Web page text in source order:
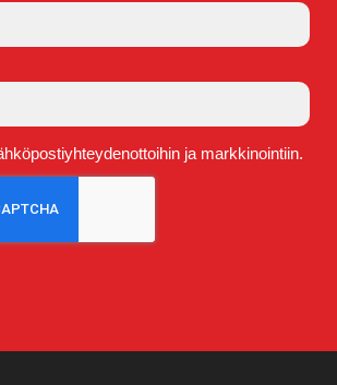
ja markkinointiin.